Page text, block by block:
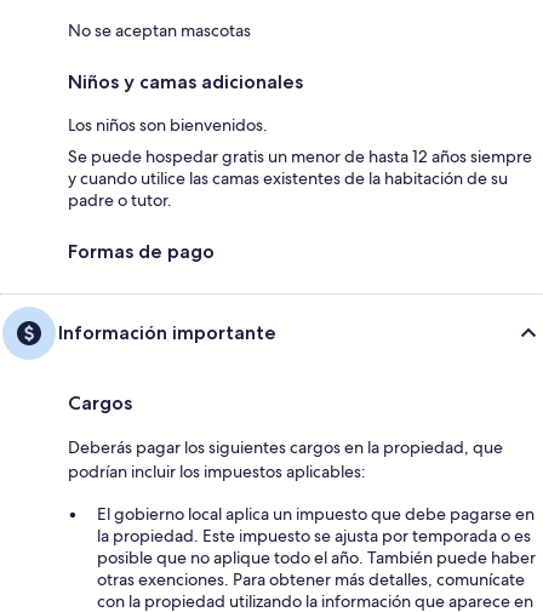
No se aceptan mascotas
Niños y camas adicionales
Los niños son bienvenidos.
Se puede hospedar gratis un menor de hasta 12 años siempre
y cuando utilice las camas existentes de la habitación de su
padre o tutor.
Formas de pago
Información importante
Cargos
Deberás pagar los siguientes cargos en la propiedad, que
podrían incluir los impuestos aplicables:
El gobierno local aplica un impuesto que debe pagarse en
la propiedad. Este impuesto se ajusta por temporada o es
posible que no aplique todo el año. También puede haber
otras exenciones. Para obtener más detalles, comunícate
con la propiedad utilizando la información que aparece en